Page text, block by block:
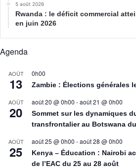
5 août 2026
Rwanda : le déficit commercial
en juin 2026
Agenda
AOÛT
13
0h00
Zambie : Élections générales
AOÛT
20
août 20 @ 0h00 -août 21 @ 0h00
Sommet sur les dynamiques
transfrontalier au Botswana
AOÛT
25
août 25 @ 0h00 -août 28 @ 0h00
Kenya – Éducation : Nairobi
de l’EAC du 25 au 28 août